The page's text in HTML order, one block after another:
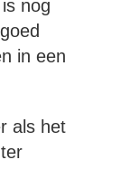
nog
in een
als het